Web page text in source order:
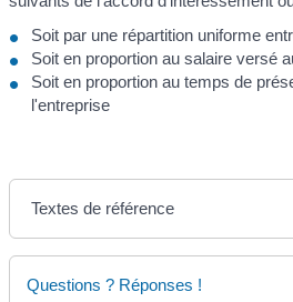
Soit par une répartition uniforme
Soit en proportion au salaire versé
Soit en proportion au temps de
l'entreprise
Textes de référence
Questions ? Réponses !